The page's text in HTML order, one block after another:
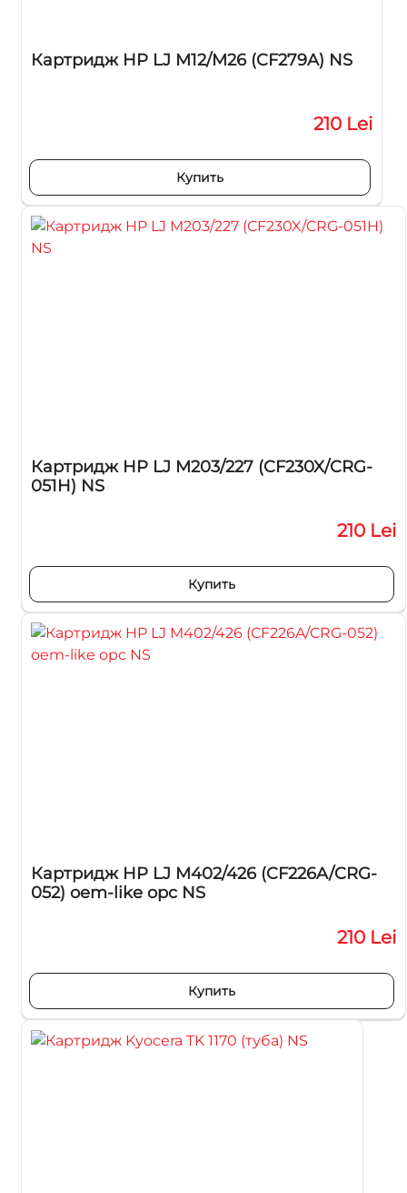
Картридж HP LJ M12/M26 (CF279A) NS
210 Lei
Купить
Картридж HP LJ M203/227 (CF230X/CRG-
051H) NS
210 Lei
Купить
Картридж HP LJ M402/426 (CF226A/CRG-
052) oem-like opc NS
210 Lei
Купить